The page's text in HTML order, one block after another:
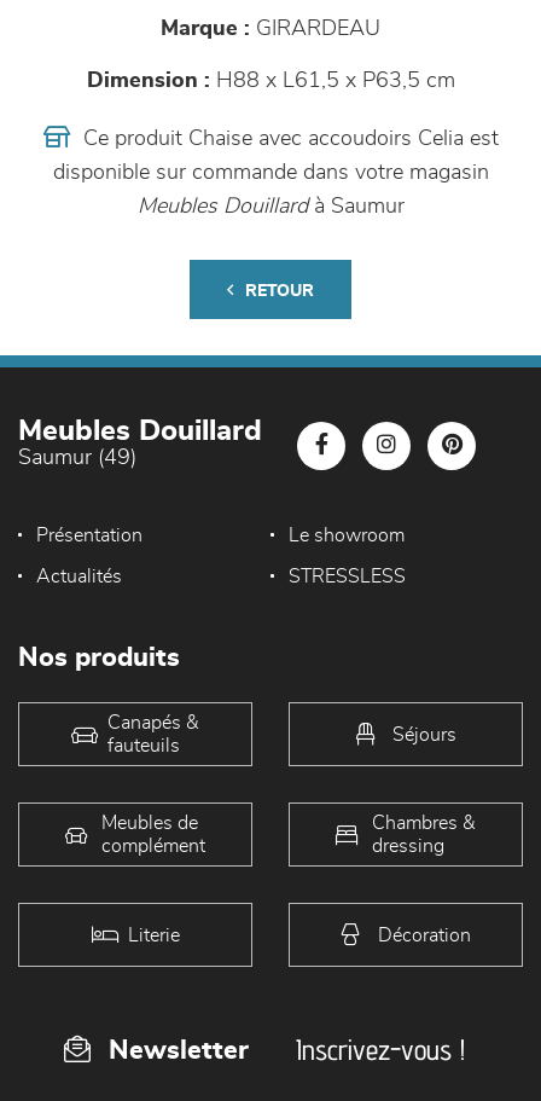
Marque : GIRARDEAU
Dimension : H88 x L61,5 x P63,5 cm
Ce produit Chaise avec accoudoirs Celia est
disponible sur commande dans votre magasin
Meubles Douillardà Saumur
RETOUR
Meubles Douillard
Saumur (49)
Présentation Le showroom
Actualités STRESSLESS
Nos produits
Canapés &
fauteuils
Séjours
Meubles de
complément
Chambres &
dressing
Literie Décoration
Newsletter Inscrivez-vous !